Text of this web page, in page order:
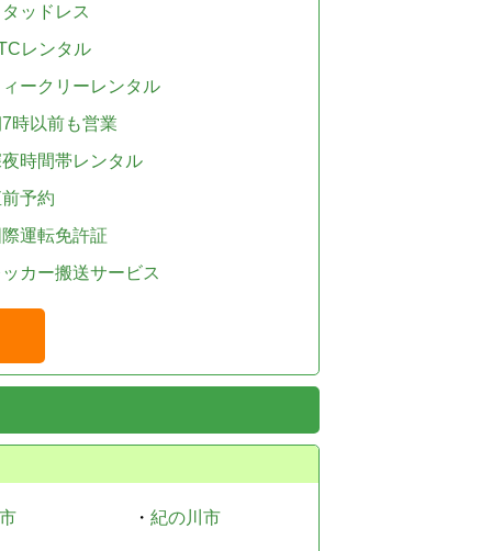
ッドレス
レンタル
ークリーレンタル
時以前も営業
時間帯レンタル
予約
運転免許証
カー搬送サービス
・ 紀の川市